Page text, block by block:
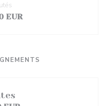
EUR